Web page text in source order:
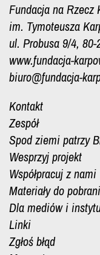
Fundacja na Rzecz
im. Tymoteusza
ul. Probusa 9/4, 80-
www.fundacja-
biuro@fundacja-
Kontakt
Zespół
Spod ziemi patrzy
Wesprzyj projekt
Współpracuj z nami
Materiały do
Dla mediów i
Linki
Zgłoś błąd